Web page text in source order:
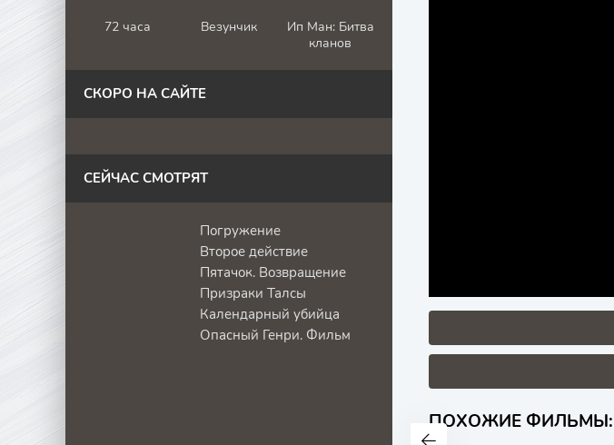
ПОХОЖИЕ ФИЛЬМЫ:
72 часа Везунчик
Ип Ман: Битва
кланов
СКОРО НА САЙТЕ
СЕЙЧАС СМОТРЯТ
Погружение
Второе действие
Пятачок. Возвращение
Призраки Талсы
Календарный убийца
Опасный Генри. Фильм